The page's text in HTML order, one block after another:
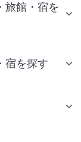
旅館・宿を
宿を探す